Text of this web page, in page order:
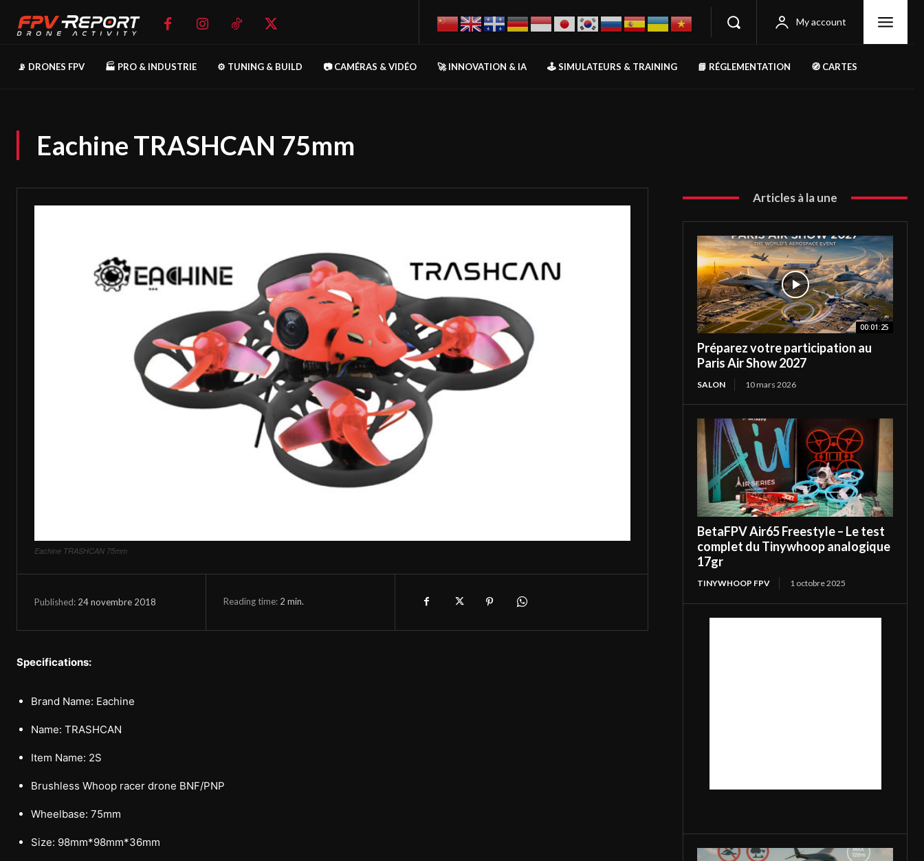
My account
📡 DRONES FPV 🏭 PRO & INDUSTRIE ⚙️ TUNING & BUILD 📷 CAMÉRAS & VIDÉO 🚀 INNOVATION & IA 🕹️ SIMULATEURS & TRAINING 📘 RÉGLEMENTATION 🧭 CARTES
Eachine TRASHCAN 75mm
Eachine TRASHCAN 75mm
Published: 24 novembre 2018 Reading time: 2 min.
Specifications:
Brand Name: Eachine
Name: TRASHCAN
Item Name: 2S
Brushless Whoop racer drone BNF/PNP
Wheelbase: 75mm
Size: 98mm*98mm*36mm
Articles à la une
00:01:25
Préparez votre participation au
Paris Air Show 2027
SALON 10 mars 2026
BetaFPV Air65 Freestyle – Le test
complet du Tinywhoop analogique
17gr
TINYWHOOP FPV 1 octobre 2025